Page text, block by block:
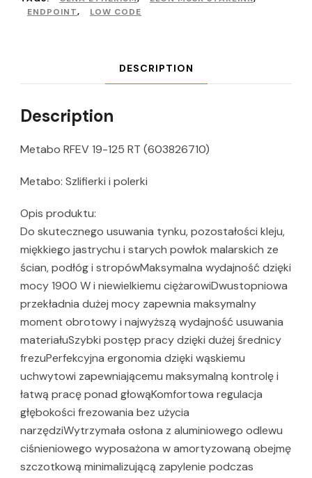
ENDPOINT, LOW CODE
DESCRIPTION
Description
Metabo RFEV 19-125 RT (603826710)
Metabo: Szlifierki i polerki
Opis produktu:
Do skutecznego usuwania tynku, pozostałości kleju,
miękkiego jastrychu i starych powłok malarskich ze
ścian, podłóg i stropówMaksymalna wydajność dzięki
mocy 1900 W i niewielkiemu ciężarowiDwustopniowa
przekładnia dużej mocy zapewnia maksymalny
moment obrotowy i najwyższą wydajność usuwania
materiałuSzybki postęp pracy dzięki dużej średnicy
frezuPerfekcyjna ergonomia dzięki wąskiemu
uchwytowi zapewniającemu maksymalną kontrolę i
łatwą pracę ponad głowąKomfortowa regulacja
głębokości frezowania bez użycia
narzędziWytrzymała osłona z aluminiowego odlewu
ciśnieniowego wyposażona w amortyzowaną obejmę
szczotkową minimalizującą zapylenie podczas